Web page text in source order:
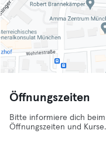
Öffnungszeiten
Bitte informiere dich
Öffnungszeiten und Kurse.